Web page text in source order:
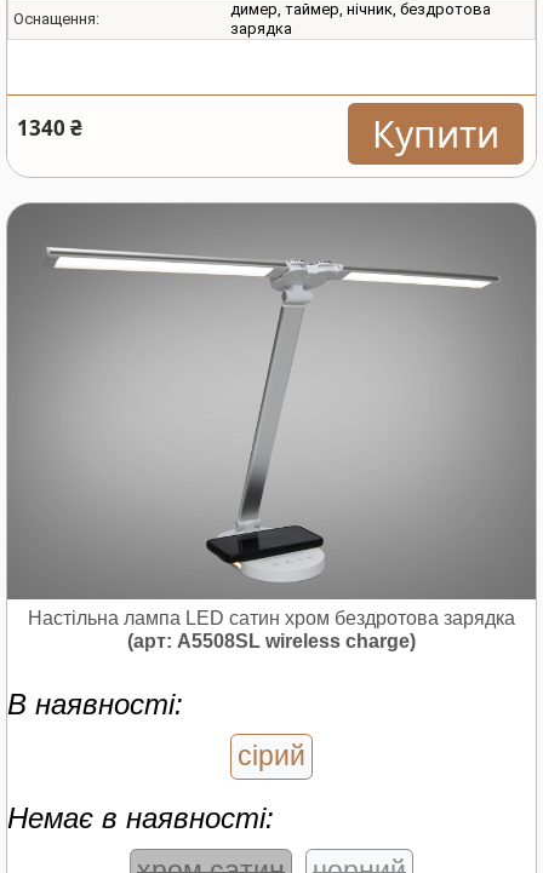
Оснащення:
димер, таймер, нічник, бездротова
зарядка
1340 ₴ Купити
Настільна лампа LED сатин хром бездротова зарядка
(арт: A5508SL wireless charge)
В наявності:
сірий
Немає в наявності: